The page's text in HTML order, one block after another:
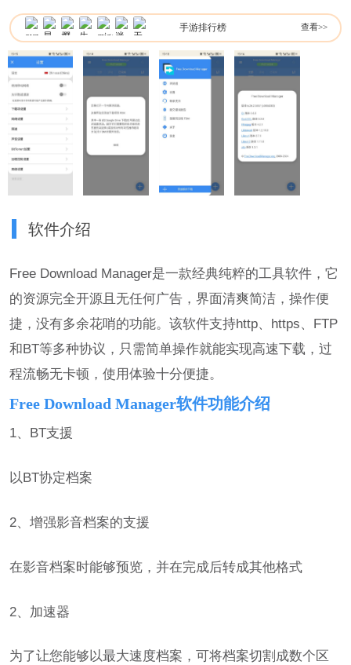
手游排行榜 查看>>
软件介绍
Free Download Manager是一款经典纯粹的工具软件，它
的资源完全开源且无任何广告，界面清爽简洁，操作便
捷，没有多余花哨的功能。该软件支持http、https、FTP
和BT等多种协议，只需简单操作就能实现高速下载，过
程流畅无卡顿，使用体验十分便捷。
Free Download Manager软件功能介绍
1、BT支援
以BT协定档案
2、增强影音档案的支援
在影音档案时能够预览，并在完成后转成其他格式
2、加速器
为了让您能够以最大速度档案，可将档案切割成数个区